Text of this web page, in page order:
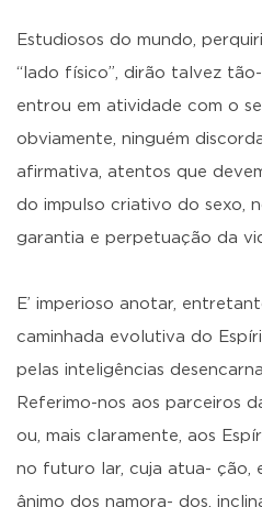
Estudiosos do mundo,
“lado físico”, dirão talvez
entrou em atividade com o
obviamente, ninguém
afirmativa, atentos que
do impulso criativo do sexo,
garantia e perpetuação da
E’ imperioso anotar,
caminhada evolutiva do
pelas inteligências
Referimo-nos aos parceiros
ou, mais claramente, aos
no futuro lar, cuja atua- ção,
ânimo dos namora- dos,